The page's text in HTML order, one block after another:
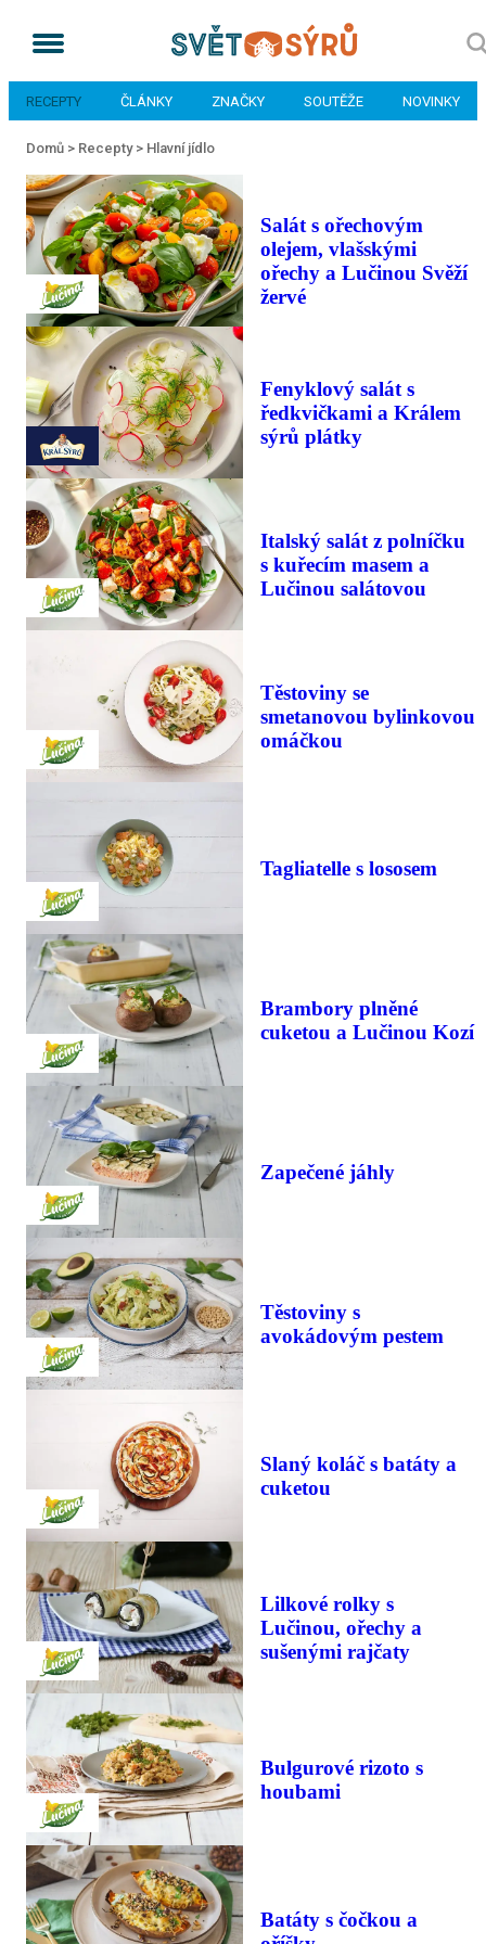
RECEPTY ČLÁNKY ZNAČKY SOUTĚŽE NOVINKY
Domů > Recepty > Hlavní jídlo
Salát s ořechovým
olejem, vlašskými
ořechy a Lučinou Svěží
žervé
Fenyklový salát s
ředkvičkami a Králem
sýrů plátky
Italský salát z polníčku
s kuřecím masem a
Lučinou salátovou
Těstoviny se
smetanovou bylinkovou
omáčkou
Tagliatelle s lososem
Brambory plněné
cuketou a Lučinou Kozí
Zapečené jáhly
Těstoviny s
avokádovým pestem
Slaný koláč s batáty a
cuketou
Lilkové rolky s
Lučinou, ořechy a
sušenými rajčaty
Bulgurové rizoto s
houbami
Batáty s čočkou a